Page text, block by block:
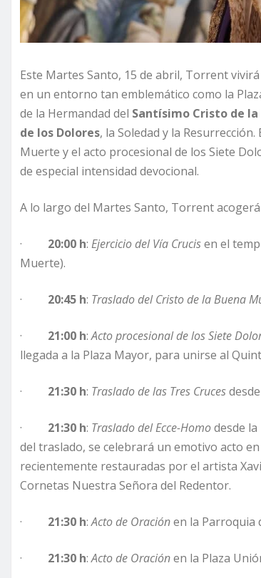
Este Martes Santo, 15 de abril, Torrent
en un entorno tan emblemático como la
de la Hermandad del Santísimo Cristo de
de los Dolores, la Soledad y la
Muerte y el acto procesional de los Siete
de especial intensidad devocional.
A lo largo del Martes Santo, Torrent
· 20:00 h: Ejercicio del Vía Crucisen el
Muerte).
· 20:45 h: Traslado del Cristo de la Buena
· 21:00 h:Acto procesional de los Siete
llegada a la Plaza Mayor, para unirse al
· 21:30 h: Traslado de las Tres Cruces
· 21:30 h: Traslado del Ecce-Homodesde
del traslado, se celebrará un emotivo acto
recientemente restauradas por el artista
Cornetas Nuestra Señora del Redentor.
· 21:30 h:Acto de Oraciónen la Parroquia
· 21:30 h:Acto de Oraciónen la Plaza